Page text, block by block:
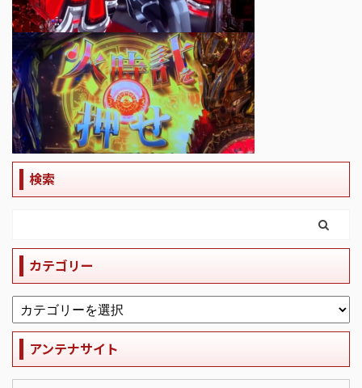
検索
カテゴリー
アンテナサイト